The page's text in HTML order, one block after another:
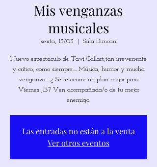
Mis venganzas
musicales
sexta, 13/03 Sala Duncan
Nuevo espectáculo de Tavi Gallart,tan irreverrente
y crítico, como siempre.... Música, humor y mucha
venganza... ¿ Se te ocurre un plan mejor para
Viernes ,13? Ven acompañada/o de tu mejor
enemigo.
Las entradas no están a la venta
Ver otros eventos